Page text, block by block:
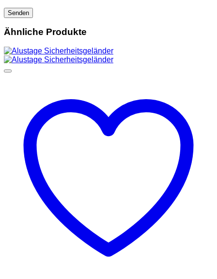
Ähnliche Produkte